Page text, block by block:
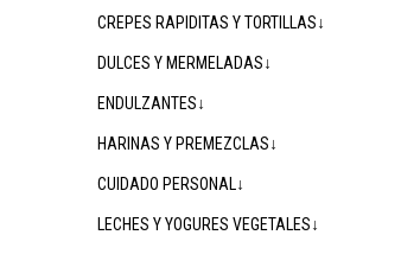
CREPES RAPIDITAS Y TORTILLAS↓
DULCES Y MERMELADAS↓
ENDULZANTES↓
HARINAS Y PREMEZCLAS↓
CUIDADO PERSONAL↓
LECHES Y YOGURES VEGETALES↓